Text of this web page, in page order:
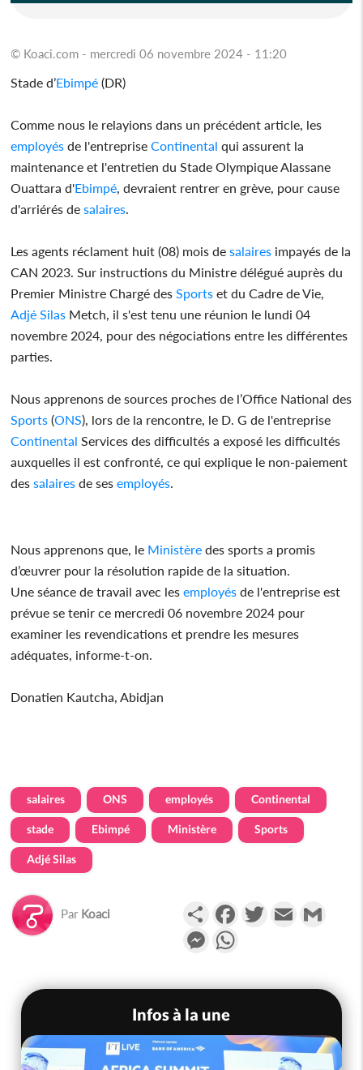
© Koaci.com - mercredi 06 novembre 2024 - 11:20
Stade d’Ebimpé (DR)
Comme nous le relayions dans un précédent article, les
employés de l'entrepriseContinental qui assurent la
maintenance et l'entretien du Stade Olympique Alassane
Ouattara d'Ebimpé , devraient rentrer en grève, pour cause
d'arriérés desalaires
Les agents réclament huit (08) mois desalaires impayés de la
CAN 2023. Sur instructions du Ministre délégué auprès du
Premier Ministre Chargé des Sports et du Cadre de Vie,
Adjé Silas Metch, il s'est tenu une réunion le lundi 04
novembre 2024, pour des négociations entre les différentes
parties.
Nous apprenons de sources proches de l’Office National des
Sports (ONS), lors de la rencontre, le D. G de l'entreprise
Continental Services des difficultés a exposé les difficultés
auxquelles il est confronté, ce qui explique le non-paiement
dessalaires de sesemployés
Nous apprenons que, le Ministère des sports a promis
d’œuvrer pour la résolution rapide de la situation.
Une séance de travail avec lesemployés de l'entreprise est
prévue se tenir ce mercredi 06 novembre 2024 pour
examiner les revendications et prendre les mesures
adéquates, informe-t-on.
Donatien Kautcha, Abidjan
salaires ONS employés Continental
stade Ebimpé Ministère Sports
Adjé Silas
Par Koaci PartagerFacebookTwitterEmail
Messenger
Infos à la une